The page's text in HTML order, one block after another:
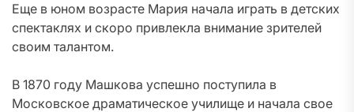
Еще в юном возрасте Мария начала играть в детских
спектаклях и скоро привлекла внимание зрителей
своим талантом.
В 1870 году Машкова успешно поступила в
Московское драматическое училище и начала свое